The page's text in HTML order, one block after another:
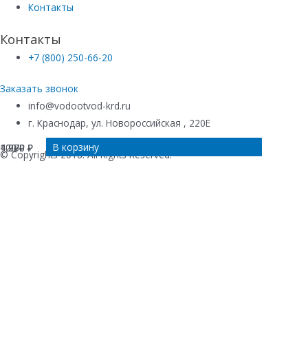
42₽ В корзину
4 250 ₽ В корзину
1 970 ₽ В корзину
100₽ В корзину
Контакты
Контакты
+7 (800) 250-66-20
Заказать звонок
info@vodootvod-krd.ru
г. Краснодар, ул. Новороссийская , 220Е
© Copyrights 2018. All Rights Reserved.